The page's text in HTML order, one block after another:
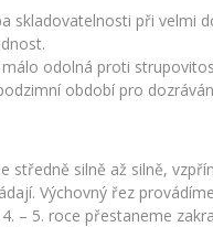
skladovatelnosti při velmi
odolná proti
období pro
středně silně až silně,
Výchovný řez
– 5. roce přestaneme